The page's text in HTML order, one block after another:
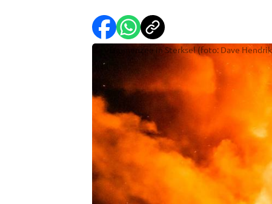
De vlammenzee in Sterksel (foto: Dave